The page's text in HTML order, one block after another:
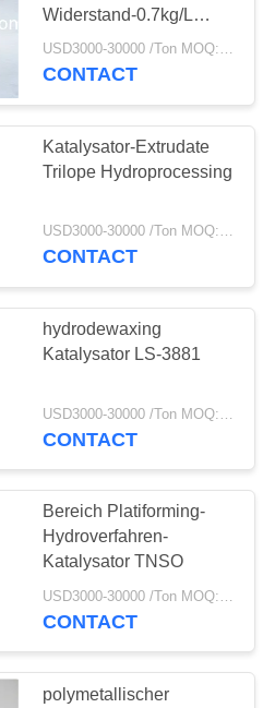
Widerstand-0.7kg/L
Hydroprocessing
USD3000-30000 /Ton MOQ:1 Kilogramm
CONTACT
Katalysator-Extrudate
Trilope Hydroprocessing
USD3000-30000 /Ton MOQ:1 Kilogramm
CONTACT
hydrodewaxing
Katalysator LS-3881
CONTACT
Bereich Platiforming-
Hydroverfahren-
Katalysator TNSO
USD3000-30000 /Ton MOQ:1 Kilogramm
CONTACT
polymetallischer